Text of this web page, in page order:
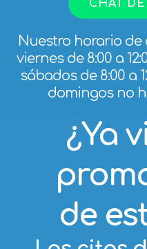
Nuestro horario de
viernes de 8:00 a
sábados de 8:00 a
domingos no
¿Ya
de
Las citas